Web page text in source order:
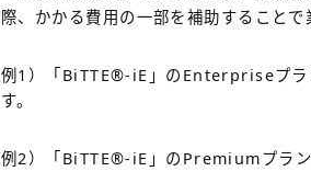
際、かかる費用の一部を補助すること
例1）「BiTTE®-iE」のEnterpriseプラ
す。
例2）「BiTTE®-iE」のPremiumプラン